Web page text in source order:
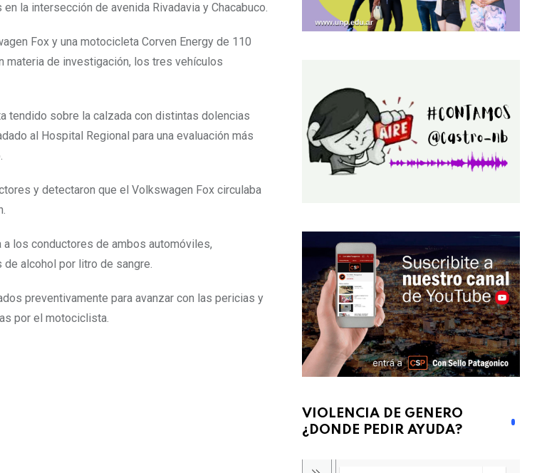
la intersección de avenida Rivadavia y Chacabuco.
Fox y una motocicleta Corven Energy de 110
materia de investigación, los tres vehículos
tendido sobre la calzada con distintas dolencias
al Hospital Regional para una evaluación más
y detectaron que el Volkswagen Fox circulaba
los conductores de ambos automóviles,
alcohol por litro de sangre.
preventivamente para avanzar con las pericias y
por el motociclista.
VIOLENCIA DE GENERO
¿DONDE PEDIR AYUDA?